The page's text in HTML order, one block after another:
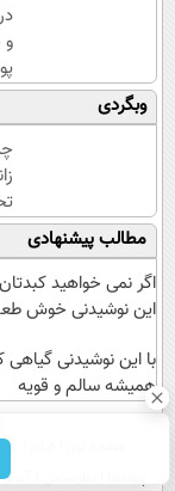
و
وبگردی
مطالب پیشنهادی
اگر نمی خواهید
این نوشیدنی خوش
با این نوشیدنی
همیشه سالم و قویه
آب